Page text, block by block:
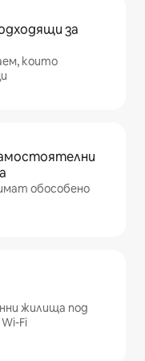
за
които
обособено
жилища под
Fi